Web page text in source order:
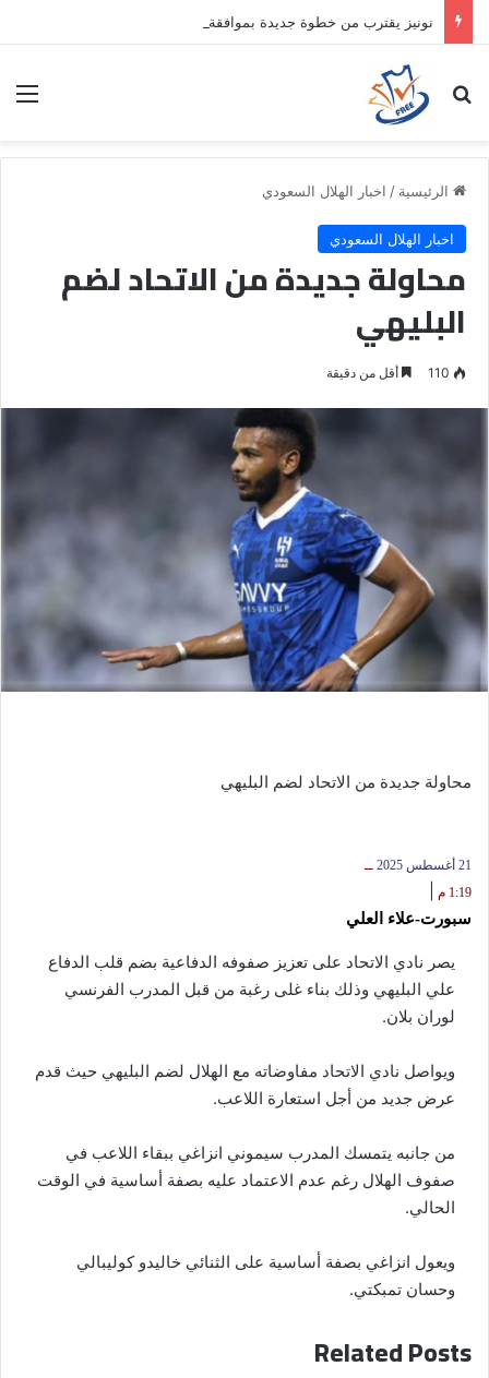
نونيز يقترب من خطوة جديدة بموافقة الهلال
بحث عن
الرئيسية / اخبار الهلال السعودي
اخبار الهلال السعودي
محاولة جديدة من الاتحاد لضم
البليهي
110 أقل من دقيقة
محاولة جديدة من الاتحاد لضم البليهي
21 أغسطس 2025
1:19 م
سبورت-علاء العلي
يصر نادي الاتحاد على تعزيز صفوفه الدفاعية بضم قلب الدفاع
علي البليهي وذلك بناء غلى رغبة من قبل المدرب الفرنسي
لوران بلان.
ويواصل نادي الاتحاد مفاوضاته مع الهلال لضم البليهي حيث قدم
عرض جديد من أجل استعارة اللاعب.
من جانبه يتمسك المدرب سيموني انزاغي ببقاء اللاعب في
صفوف الهلال رغم عدم الاعتماد عليه بصفة أساسية في الوقت
الحالي.
ويعول انزاغي بصفة أساسية على الثنائي خاليدو كوليبالي
وحسان تمبكتي.
Related Posts